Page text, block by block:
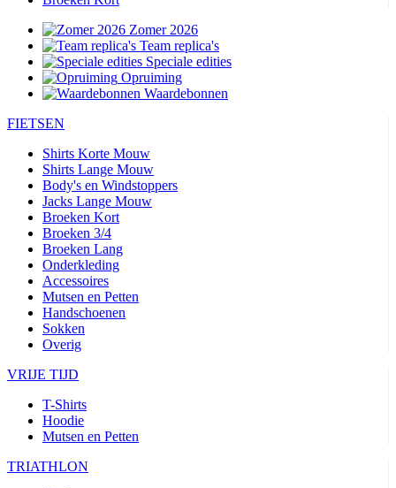
Zomer 2026
Team replica's
Speciale edities
Opruiming
Waardebonnen
FIETSEN
Shirts Korte Mouw
Shirts Lange Mouw
Body's en Windstoppers
Jacks Lange Mouw
Broeken Kort
Broeken 3/4
Broeken Lang
Onderkleding
Accessoires
Mutsen en Petten
Handschoenen
Sokken
Overig
VRIJE TIJD
T-Shirts
Hoodie
Mutsen en Petten
TRIATHLON